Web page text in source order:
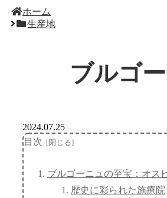
ホーム
生産地
ブルゴ
2024.07.25
目次
ブルゴーニュの至宝：オス
歴史に彩られた施療院